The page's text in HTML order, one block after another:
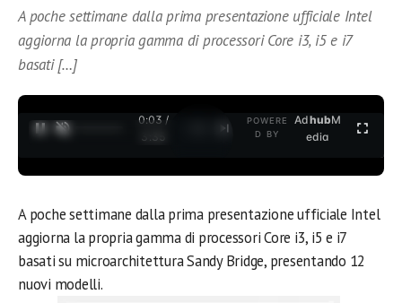
A poche settimane dalla prima presentazione ufficiale Intel
aggiorna la propria gamma di processori Core i3, i5 e i7
basati […]
0:04 /
3:35
POWERE
D BY
AdhubM
edia
A poche settimane dalla prima presentazione ufficiale Intel
aggiorna la propria gamma di processori Core i3, i5 e i7
basati su microarchitettura Sandy Bridge, presentando 12
nuovi modelli.